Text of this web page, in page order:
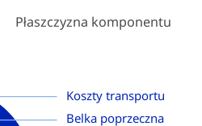
Płaszczyzna komponentu
Koszty transportu
Belka poprzeczna